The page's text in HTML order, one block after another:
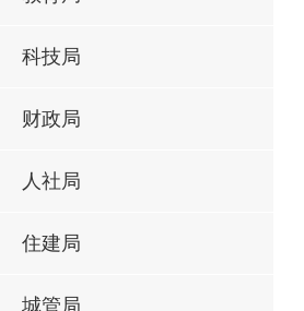
科技局
财政局
人社局
住建局
城管局